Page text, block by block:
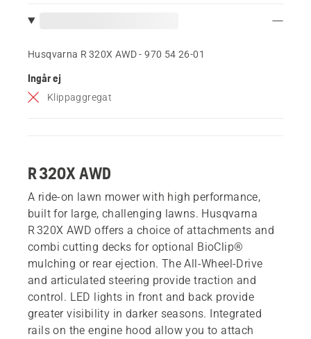
Husqvarna R 320X AWD - 970 54 26‑01
Ingår ej
Klippaggregat
R 320X AWD
A ride-on lawn mower with high performance,
built for large, challenging lawns. Husqvarna
R 320X AWD offers a choice of attachments and
combi cutting decks for optional BioClip®
mulching or rear ejection. The All-Wheel-Drive
and articulated steering provide traction and
control. LED lights in front and back provide
greater visibility in darker seasons. Integrated
rails on the engine hood allow you to attach